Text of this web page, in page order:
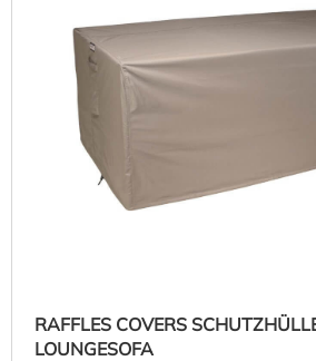
RAFFLES COVERS
LOUNGESOFA